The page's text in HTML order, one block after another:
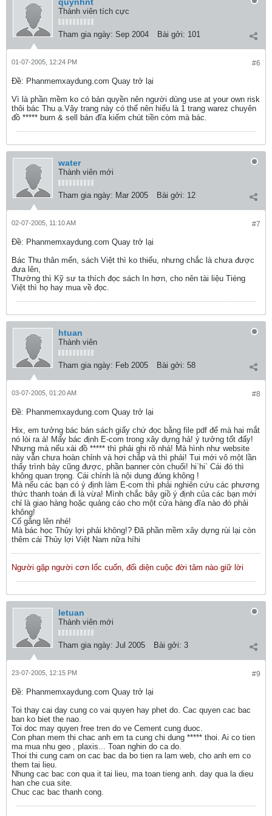
Thành viên tích cực
Tham gia ngày: Sep 2004 Bài gởi: 101
#6
01-07-2005, 12:24 PM
Ðề: Phanmemxaydung.com Quay trở lại
Vì là phần mềm ko có bản quyền nên người dùng use at your own risk
thôi bác Thu ạ.Vậy trang này có thể nên hiểu là 1 trang warez chuyên
đồ ***** burn & sell bán đĩa kiếm chút tiền còm mà bác.
water
Thành viên mới
Tham gia ngày: Mar 2005 Bài gởi: 12
#7
02-07-2005, 11:10 AM
Ðề: Phanmemxaydung.com Quay trở lại
Bác Thu thân mến, sách Việt thì ko thiếu, nhưng chắc là chưa được
đưa lên,
Thường thì Kỹ sư ta thích đọc sách In hơn, cho nên tài liệu Tiéng
Việt thì họ hay mua về đọc.
htuan
Thành viên
Tham gia ngày: Feb 2005 Bài gởi: 58
#8
03-07-2005, 01:20 AM
Ðề: Phanmemxaydung.com Quay trở lại
Hix, em tưởng bác bán sách giấy chứ đọc bằng file pdf để mà hai mắt
nó lòi ra à! Mấy bác định E-com trong xây dựng hả! ý tưởng tốt đấy!
Nhưng mà nếu xài đồ ***** thì phải ghi rõ nhá! Mà hình như website
này vẫn chưa hoàn chỉnh và hơi chắp và thì phải! Tui mới vô một lần
thấy trình bày cũng được, phần banner còn chuối! hi`hi` Cái đó thì
không quan trọng. Cái chính là nội dung đúng không !
Mà nếu các bạn có ý định làm E-com thì phải nghiên cứu các phương
thức thanh toán đi là vừa! Mình chắc bây giồ ý định của các bạn mới
chỉ là giao hàng hoặc quảng cáo cho một cửa hàng đĩa nào đó phải
không!
Cố gắng lên nhé!
Mà bác học Thủy lợi phải không!? Đã phần mềm xây dựng rùi lại còn
thêm cái Thủy lợi Việt Nam nữa híhi
Người gặp người cơn lốc cuốn, đối diện cuộc đời tâm nào giữ lời
letuan
Thành viên mới
Tham gia ngày: Jul 2005 Bài gởi: 3
#9
23-07-2005, 12:15 PM
Ðề: Phanmemxaydung.com Quay trở lại
Toi thay cai day cung co vai quyen hay phet do. Cac quyen cac bac
ban ko biet the nao.
Toi doc may quyen free tren do ve Cement cung duoc.
Con phan mem thi chac anh em ta cung chi dung ***** thoi. Ai co tien
ma mua nhu geo , plaxis... Toan nghin do ca do.
Thoi thi cung cam on cac bac da bo tien ra lam web, cho anh em co
them tai lieu.
Nhung cac bac con qua it tai lieu, ma toan tieng anh. day qua la dieu
han che cua site.
Chuc cac bac thanh cong.